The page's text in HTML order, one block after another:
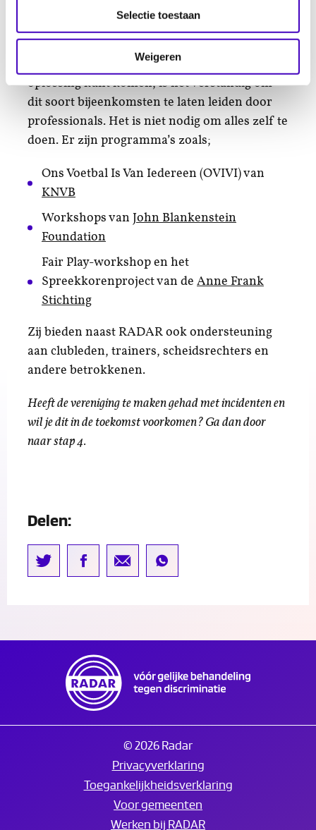
Selectie toestaan
Weigeren
het aanpakken van discriminatie en racisme
binnen de vereniging.
Als je binnen de vereniging niet tot een
oplossing kunt komen, is het verstandig om
dit soort bijeenkomsten te laten leiden door
professionals. Het is niet nodig om alles zelf te
doen. Er zijn programma’s zoals;
Ons Voetbal Is Van Iedereen (OVIVI) van
KNVB
Workshops van John Blankenstein
Foundation
Fair Play-workshop en het
Spreekkorenproject van de Anne Frank
Stichting
Zij bieden naast RADAR ook ondersteuning
aan clubleden, trainers, scheidsrechters en
andere betrokkenen.
Heeft de vereniging te maken gehad met incidenten en
wil je dit in de toekomst voorkomen? Ga dan door
naar stap 4.
Delen:
© 2026 Radar
Privacyverklaring
Toegankelijkheidsverklaring
Voor gemeenten
Werken bij RADAR